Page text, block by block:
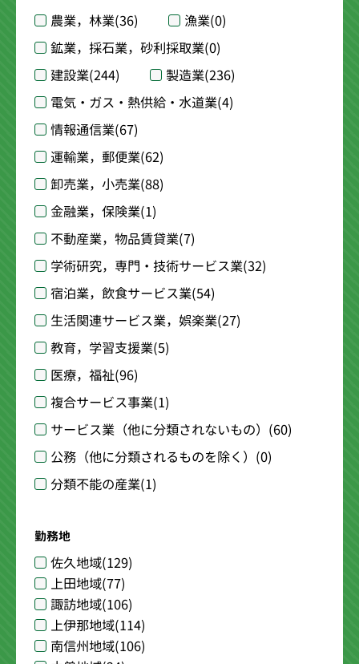
農業，林業(36) 漁業(0)
鉱業，採石業，砂利採取業(0)
建設業(244) 製造業(236)
電気・ガス・熱供給・水道業(4)
情報通信業(67)
運輸業，郵便業(62)
卸売業，小売業(88)
金融業，保険業(1)
不動産業，物品賃貸業(7)
学術研究，専門・技術サービス業(32)
宿泊業，飲食サービス業(54)
生活関連サービス業，娯楽業(27)
教育，学習支援業(5)
医療，福祉(96)
複合サービス事業(1)
サービス業（他に分類されないもの） (60)
公務（他に分類されるものを除く） (0)
分類不能の産業(1)
勤務地
佐久地域(129)
上田地域(77)
諏訪地域(106)
上伊那地域(114)
南信州地域(106)